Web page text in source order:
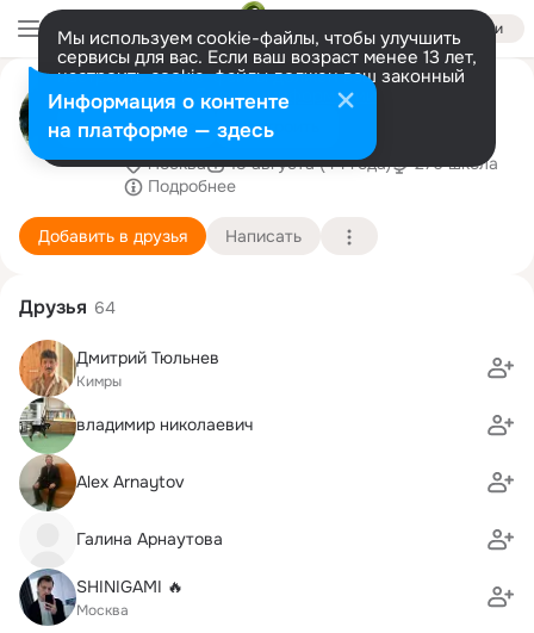
Войти
Мы используем cookie-файлы, чтобы улучшить
сервисы для вас. Если ваш возраст менее 13 лет,
настроить cookie-файлы должен ваш законный
представитель. Больше информации
Разрешить все Настроить
Светлана
Семенякина(Евтюшкина)
москва 15 августа (44 года)
276 школа
Подробнее
Добавить в друзья Написать
Друзья 64
Дмитрий Тюльнев
Кимры
владимир николаевич
Alex Arnaytov
Галина Арнаутова
SHINIGAMI 🔥
Москва
Информация о контенте
на платформе — здесь